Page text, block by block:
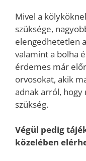
Mivel a
szüksége,
elengedhetetlen
valamint a bolha
érdemes már
orvosokat, akik
adnak arról, hogy
szükség.
Végül pedig
közelében